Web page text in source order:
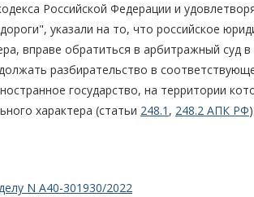
Российской Федерации и
указали на то, что российское
вправе обратиться в арбитражный суд в
разбирательство в
государство, на территории
характера (статьи 248.1 , 248.2 АПК РФ).
N А40-301930/2022